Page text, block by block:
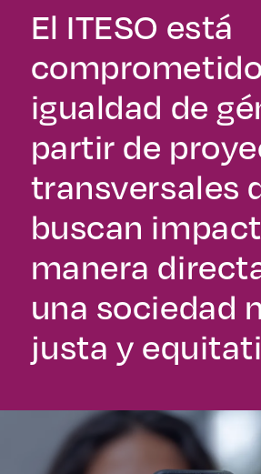
Becas
Sustentabilidad
El ITESO está
igualdad de
partir de
transversales
buscan
manera
una sociedad
justa y